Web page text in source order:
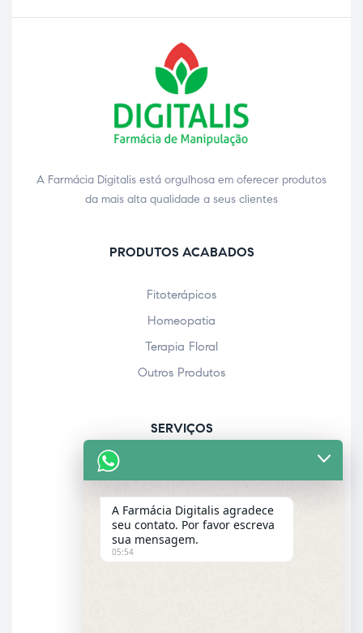
A Farmácia Digitalis está orgulhosa em oferecer produtos
da mais alta qualidade a seus clientes
PRODUTOS ACABADOS
Fitoterápicos
Homeopatia
Terapia Floral
Outros Produtos
SERVIÇOS
Acolhimento farmacêutico
Assistência personalizada
Check-up
Entrega a domicílio
A Farmácia Digitalis agradece
seu contato. Por favor escreva
sua mensagem.
05:54